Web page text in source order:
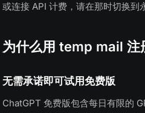
或连接 API 计费，请在那时切换到
为什么用 temp mail
无需承诺即可试用免费版
ChatGPT 免费版包含每日有限的